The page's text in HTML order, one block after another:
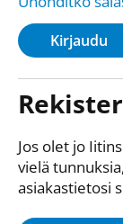
Kirjaudu
Jos olet jo
vielä
asiakastietosi